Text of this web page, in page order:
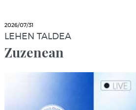
2026/07/31
LEHEN TALDEA
Zuzenean